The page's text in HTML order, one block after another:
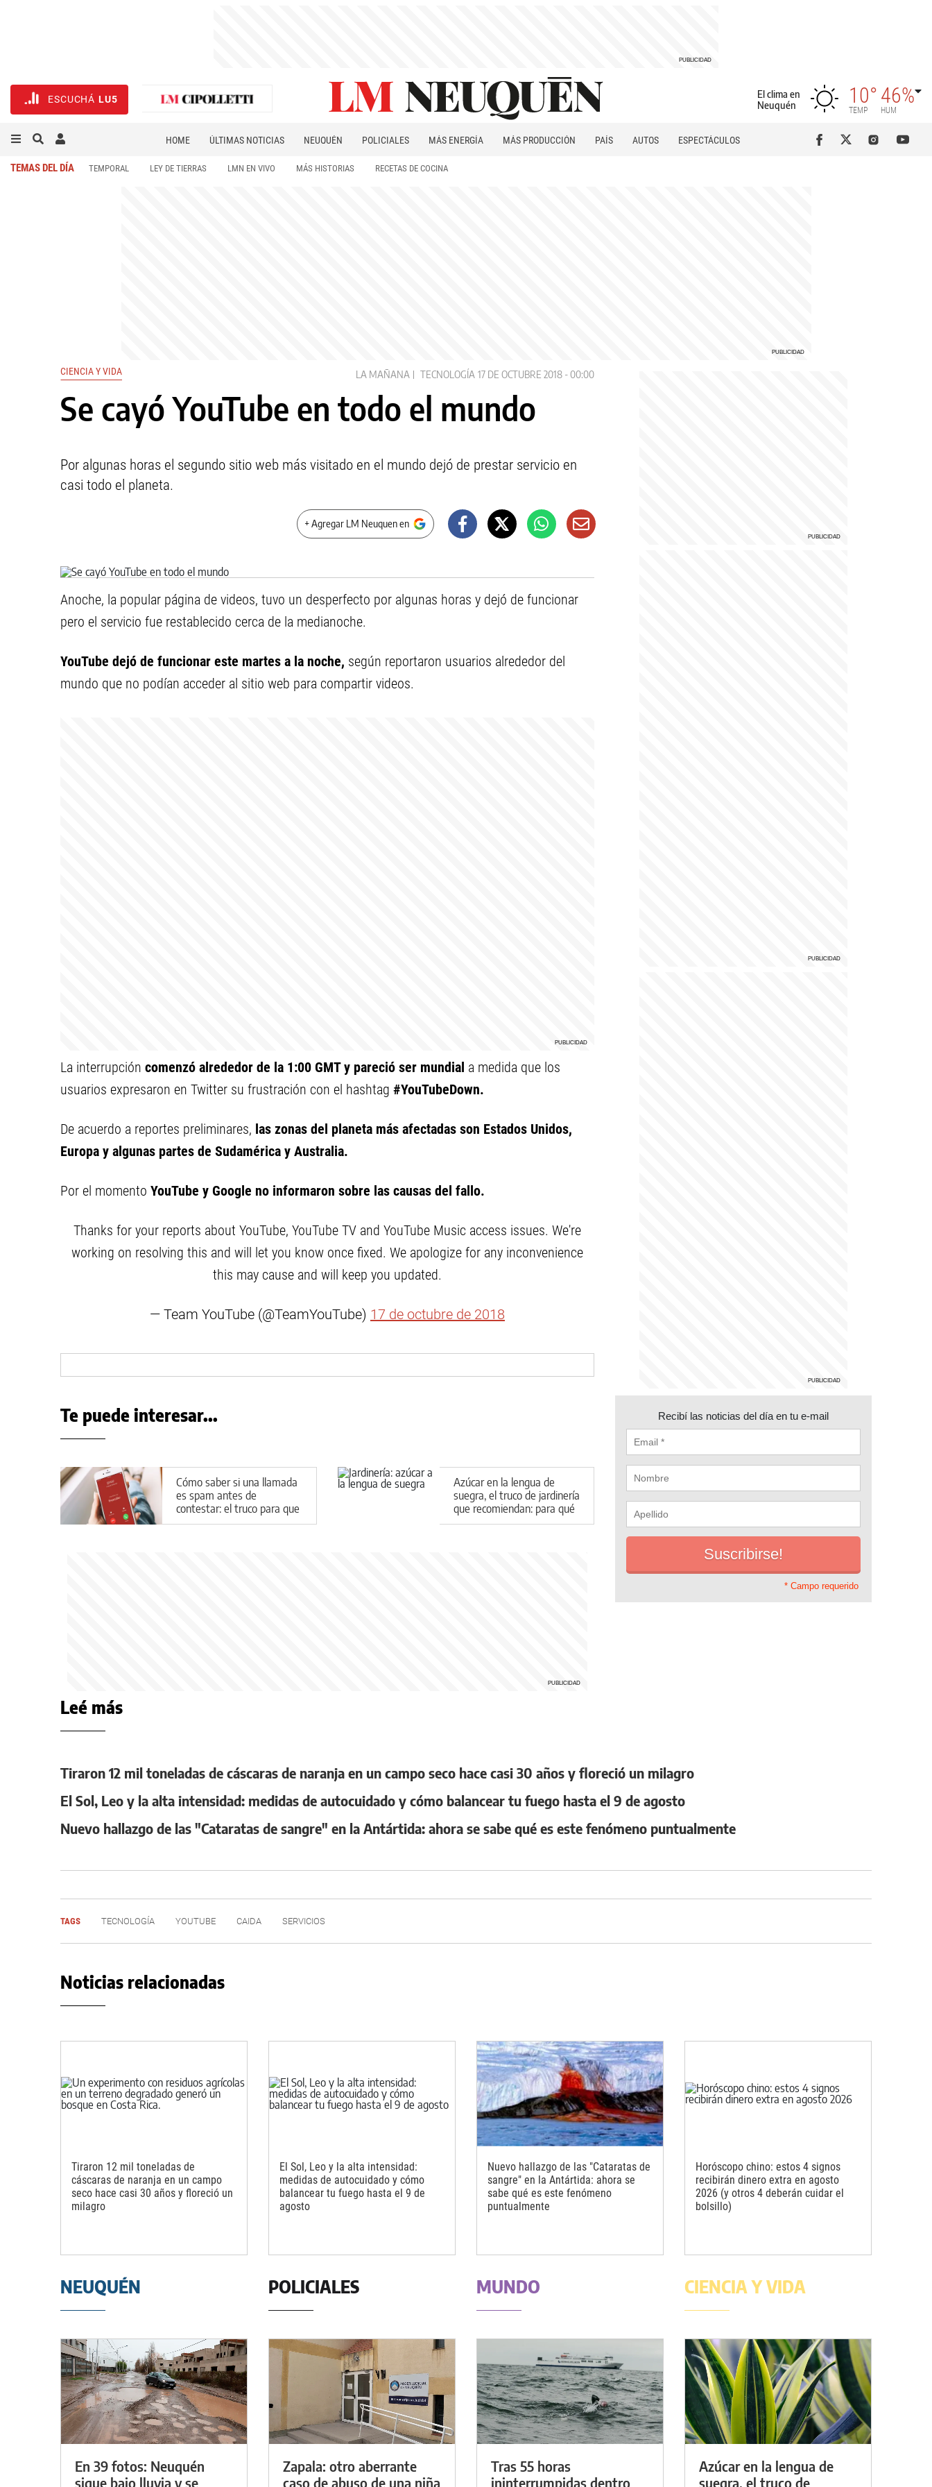
ESCUCHÁ LU5
El clima en
Neuquén
10°
TEMP
46%
HUM
HOME ÚLTIMAS NOTICIAS NEUQUÉN POLICIALES MÁS ENERGÍA MÁS PRODUCCIÓN PAÍS AUTOS
ESPECTÁCULOS
TEMAS DEL DÍA TEMPORAL LEY DE TIERRAS LMN EN VIVO MÁS HISTORIAS RECETAS DE COCINA
CIENCIA Y VIDA LA MAÑANA TECNOLOGÍA 17 DE OCTUBRE 2018 - 00:00
Se cayó YouTube en todo el mundo
Por algunas horas el segundo sitio web más visitado en el mundo dejó de prestar servicio en
casi todo el planeta.
+ Agregar LM Neuquen en
Anoche, la popular página de videos, tuvo un desperfecto por algunas horas y dejó de funcionar
pero el servicio fue restablecido cerca de la medianoche.
YouTube dejó de funcionar este martes a la noche, según reportaron usuarios alrededor del
mundo que no podían acceder al sitio web para compartir videos.
La interrupción comenzó alrededor de la 1:00 GMT y pareció ser mundial a medida que los
usuarios expresaron en Twitter su frustración con el hashtag #YouTubeDown.
De acuerdo a reportes preliminares, las zonas del planeta más afectadas son Estados Unidos,
Europa y algunas partes de Sudamérica y Australia.
Por el momento YouTube y Google no informaron sobre las causas del fallo.
Thanks for your reports about YouTube, YouTube TV and YouTube Music access issues. We're
working on resolving this and will let you know once fixed. We apologize for any inconvenience
this may cause and will keep you updated.
— Team YouTube (@TeamYouTube) 17 de octubre de 2018
Te puede interesar...
Cómo saber si una llamada
es spam antes de
contestar: el truco para que
no te interrumpan
Azúcar en la lengua de
suegra, el truco de jardinería
que recomiendan: para qué
sirve
Recibí las noticias del día en tu e-mail
* Campo requerido
Leé más
Tiraron 12 mil toneladas de cáscaras de naranja en un campo seco hace casi 30 años y floreció un milagro
El Sol, Leo y la alta intensidad: medidas de autocuidado y cómo balancear tu fuego hasta el 9 de agosto
Nuevo hallazgo de las "Cataratas de sangre" en la Antártida: ahora se sabe qué es este fenómeno puntualmente
TAGS TECNOLOGÍA YOUTUBE CAIDA SERVICIOS
Noticias relacionadas
Tiraron 12 mil toneladas de
cáscaras de naranja en un campo
seco hace casi 30 años y floreció un
milagro
El Sol, Leo y la alta intensidad:
medidas de autocuidado y cómo
balancear tu fuego hasta el 9 de
agosto
Nuevo hallazgo de las "Cataratas de
sangre" en la Antártida: ahora se
sabe qué es este fenómeno
puntualmente
Horóscopo chino: estos 4 signos
recibirán dinero extra en agosto
2026 (y otros 4 deberán cuidar el
bolsillo)
NEUQUÉN
En 39 fotos: Neuquén
sigue bajo lluvia y se
POLICIALES
Zapala: otro aberrante
caso de abuso de una niña
MUNDO
Tras 55 horas
ininterrumpidas dentro
CIENCIA Y VIDA
Azúcar en la lengua de
suegra, el truco de